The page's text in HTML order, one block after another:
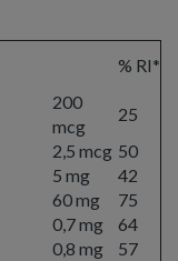
% RI*
200
mcg
25
2,5 mcg 50
5 mg
42
60 mg
75
0,7 mg
64
0,8 mg
57